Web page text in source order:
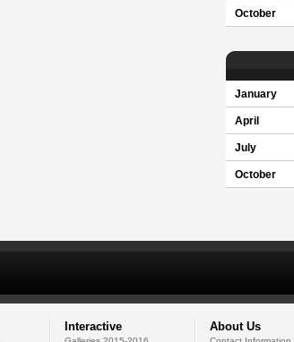
October
January
April
July
October
Interactive About Us